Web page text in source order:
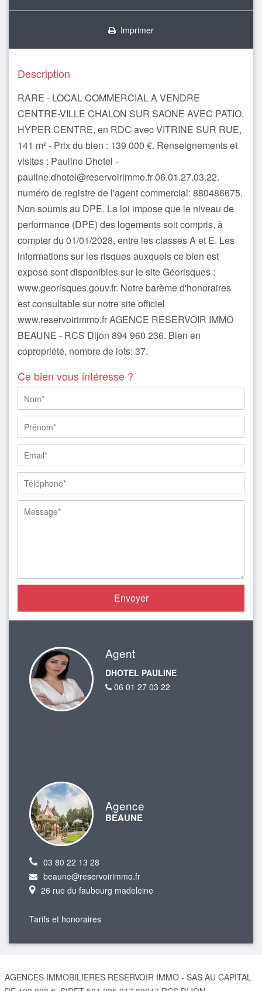
Imprimer
Description
RARE - LOCAL COMMERCIAL A VENDRE
CENTRE-VILLE CHALON SUR SAONE AVEC PATIO,
HYPER CENTRE, en RDC avec VITRINE SUR RUE,
141 m² - Prix du bien : 139 000 €. Renseignements et
visites : Pauline Dhotel -
pauline.dhotel@reservoirimmo.fr 06.01.27.03.22.
numéro de registre de l'agent commercial: 880486675.
Non soumis au DPE. La loi impose que le niveau de
performance (DPE) des logements soit compris, à
compter du 01/01/2028, entre les classes A et E. Les
informations sur les risques auxquels ce bien est
exposé sont disponibles sur le site Géorisques :
www.georisques.gouv.fr. Notre barème d'honoraires
est consultable sur notre site officiel
www.reservoirimmo.fr AGENCE RESERVOIR IMMO
BEAUNE - RCS Dijon 894 960 236. Bien en
copropriété, nombre de lots: 37.
Ce bien vous intéresse ?
Agent
DHOTEL PAULINE
06 01 27 03 22
Agence
BEAUNE
03 80 22 13 28
beaune@reservoirimmo.fr
26 rue du faubourg madeleine
Tarifs et honoraires
AGENCES IMMOBILIERES RESERVOIR IMMO - SAS AU CAPITAL